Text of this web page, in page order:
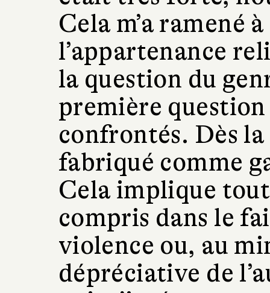
Cela m’a ramené
l’appartenance
la question du
première
confrontés. Dès la
fabriqué comme
Cela implique
compris dans le
violence ou, au
dépréciative de